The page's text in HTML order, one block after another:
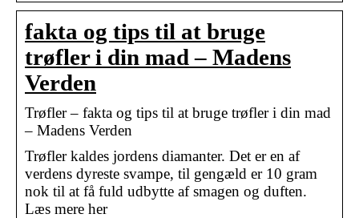
fakta og tips til at bruge
trøfler i din mad – Madens
Verden
Trøfler – fakta og tips til at bruge trøfler i din mad
– Madens Verden
Trøfler kaldes jordens diamanter. Det er en af
verdens dyreste svampe, til gengæld er 10 gram
nok til at få fuld udbytte af smagen og duften.
Læs mere her